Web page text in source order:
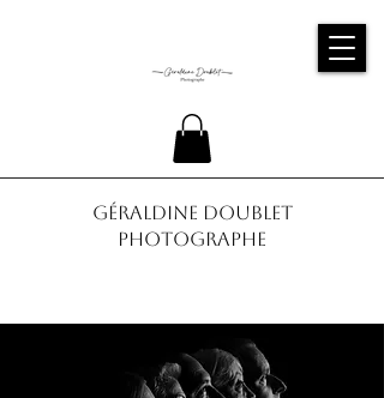
Géraldine Doublet
Photographe